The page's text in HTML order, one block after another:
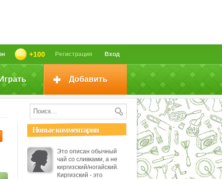
Вход
Регистрация
+100
Добавить
Новые комментарии
Это описан обычный
чай со сливками, а не
киргизский/ногайский.
Киргизский - это